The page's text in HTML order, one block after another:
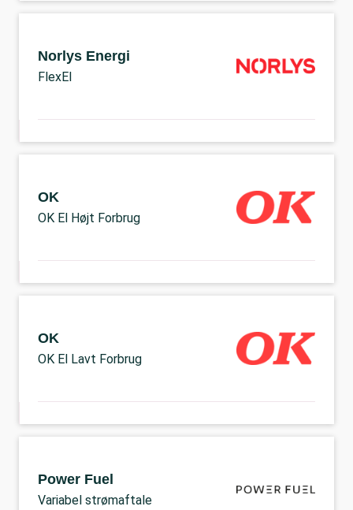
Norlys Energi
FlexEl
OK
OK El Højt Forbrug
OK
OK El Lavt Forbrug
Power Fuel
Variabel strømaftale